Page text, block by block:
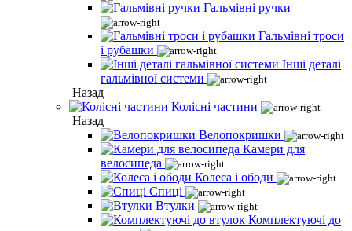
Гальмівні ручки
Гальмівні троси
і рубашки
Інші деталі
гальмівної системи
Назад
Колісні частини
Назад
Велопокришки
Камери для
велосипеда
Колеса і ободи
Спиці
Втулки
Комплектуючі до